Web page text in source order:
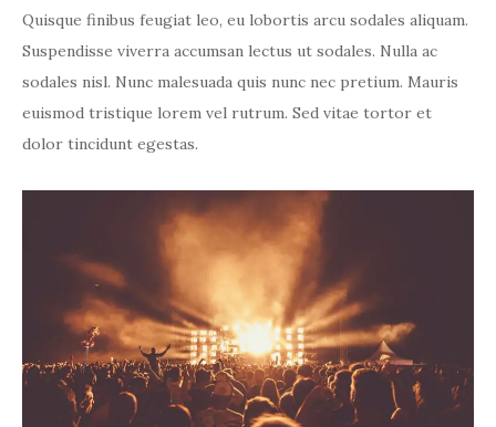
Quisque finibus feugiat leo, eu lobortis arcu sodales aliquam.
Suspendisse viverra accumsan lectus ut sodales. Nulla ac
sodales nisl. Nunc malesuada quis nunc nec pretium. Mauris
euismod tristique lorem vel rutrum. Sed vitae tortor et
dolor tincidunt egestas.